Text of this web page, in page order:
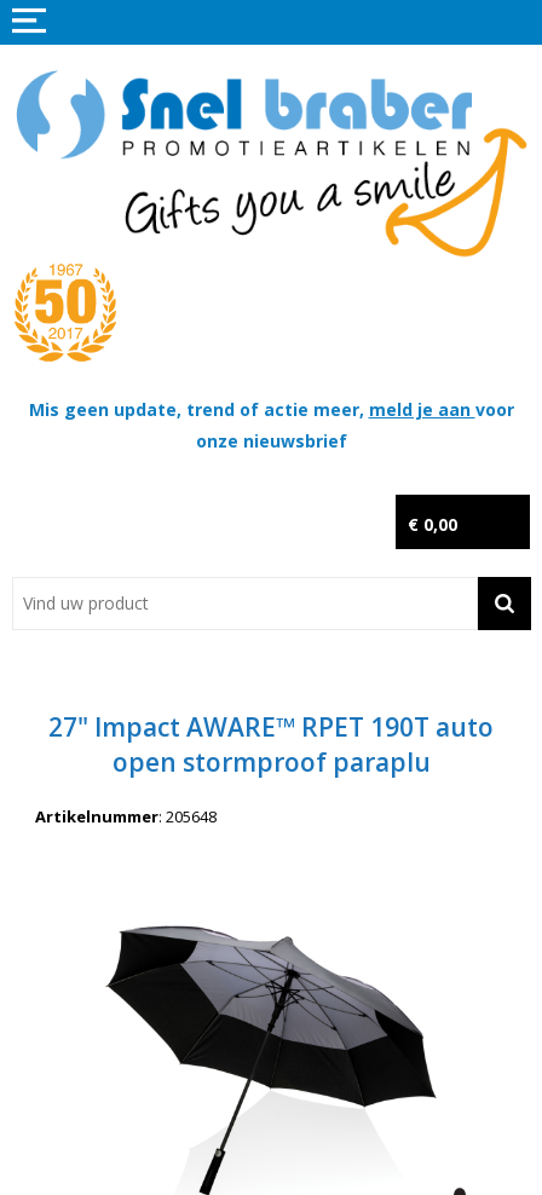
Mis geen update, trend of actie meer, meld je aan voor
onze nieuwsbrief
€ 0,00
Home
Promotieartikelen
Tassen
Thema's
Contact
Wil je snel een advies? Bel nu 053-7920045 of 06-55731304
27" Impact AWARE™ RPET 190T auto
open stormproof paraplu
Artikelnummer: 205648